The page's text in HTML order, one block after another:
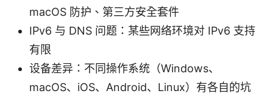
macOS 防护、第三方安全套件
IPv6 与 DNS 问题：某些网络环境对 IPv6 支持
有限
设备差异：不同操作系统（Windows、
macOS、iOS、Android、Linux）有各自的坑